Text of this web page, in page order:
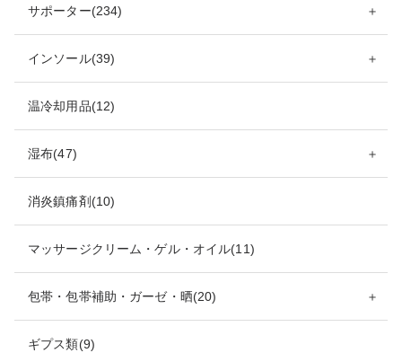
サポーター(234) ＋
インソール(39) ＋
温冷却用品(12)
湿布(47) ＋
消炎鎮痛剤(10)
マッサージクリーム・ゲル・オイル(11)
包帯・包帯補助・ガーゼ・晒(20) ＋
ギプス類(9)